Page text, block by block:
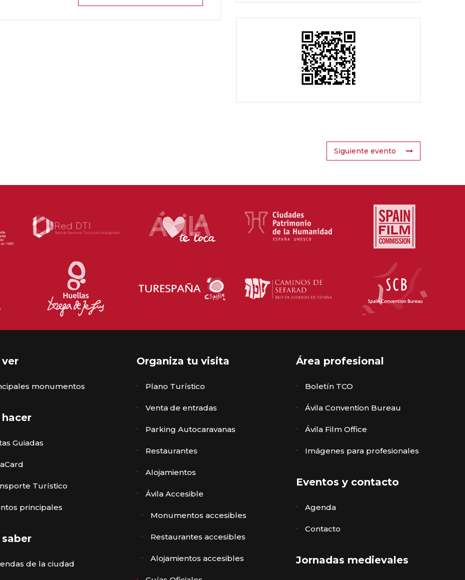
Siguiente evento
ver
monumentos
hacer
Guiadas
Turístico
principales
saber
de la ciudad
Organiza tu visita
Plano Turístico
Venta de entradas
Parking Autocaravanas
Restaurantes
Alojamientos
Ávila Accesible
Monumentos accesibles
Restaurantes accesibles
Alojamientos accesibles
Área profesional
Boletín TCO
Ávila Convention Bureau
Ávila Film Office
Imágenes para profesionales
Eventos y contacto
Agenda
Contacto
Jornadas medievales